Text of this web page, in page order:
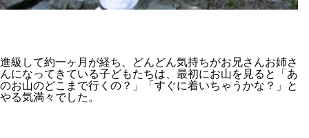
進級して約一ヶ月が経ち、どんどん気持ちがお兄さんお姉さ
んになってきている子どもたちは、最初にお山を見ると「あ
のお山のどこまで行くの？」「すぐに着いちゃうかな？」と
やる気満々でした。